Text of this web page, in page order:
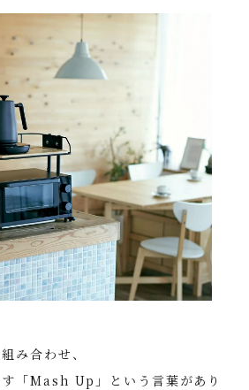
み合わせ、
「Mash Up」という言葉があり